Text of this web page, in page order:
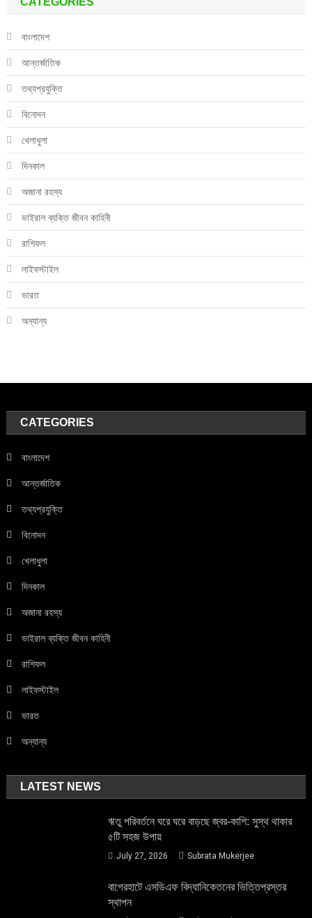
বাংলাদেশ
আন্তর্জাতিক
তথ্যপ্রযুক্তি
বিনোদন
খেলাধুলা
দিনকাল
অজানা রহস্য
ভাইরাল ব্যক্তি জীবন কাহিনী
রাশিফল
লাইফস্টাইল
ভারত
অন্যান্য
CATEGORIES
বাংলাদেশ
আন্তর্জাতিক
তথ্যপ্রযুক্তি
বিনোদন
খেলাধুলা
দিনকাল
অজানা রহস্য
ভাইরাল ব্যক্তি জীবন কাহিনী
রাশিফল
লাইফস্টাইল
ভারত
অন্যান্য
LATEST NEWS
ঋতু পরিবর্তনে ঘরে ঘরে বাড়ছে জ্বর-কাশি: সুস্থ থাকার
৫টি সহজ উপায়
July 27, 2026 Subrata Mukerjee
বাগেরহাটে এসডিএফ বিদ্যানিকেতনের ভিত্তিপ্রস্তর
স্থাপন